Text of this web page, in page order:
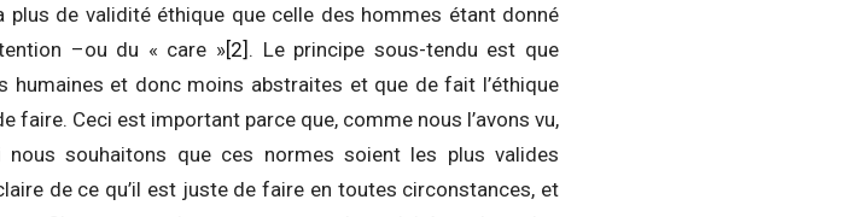
plus de validité éthique que celle des hommes étant donné
–ou du « care »[2] . Le principe sous-tendu est que
humaines et donc moins abstraites et que de fait l’éthique
faire. Ceci est important parce que, comme nous l’avons vu,
souhaitons que ces normes soient les plus valides
de ce qu’il est juste de faire en toutes circonstances, et